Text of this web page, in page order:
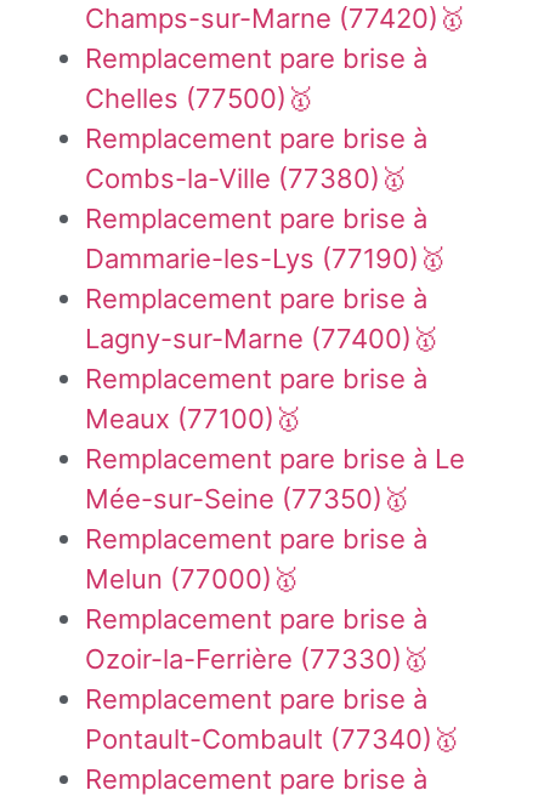
Champs-sur-Marne (77420)🥇
Remplacement pare brise à
Chelles (77500)🥇
Remplacement pare brise à
Combs-la-Ville (77380)🥇
Remplacement pare brise à
Dammarie-les-Lys (77190)🥇
Remplacement pare brise à
Lagny-sur-Marne (77400)🥇
Remplacement pare brise à
Meaux (77100)🥇
Remplacement pare brise à Le
Mée-sur-Seine (77350)🥇
Remplacement pare brise à
Melun (77000)🥇
Remplacement pare brise à
Ozoir-la-Ferrière (77330)🥇
Remplacement pare brise à
Pontault-Combault (77340)🥇
Remplacement pare brise à